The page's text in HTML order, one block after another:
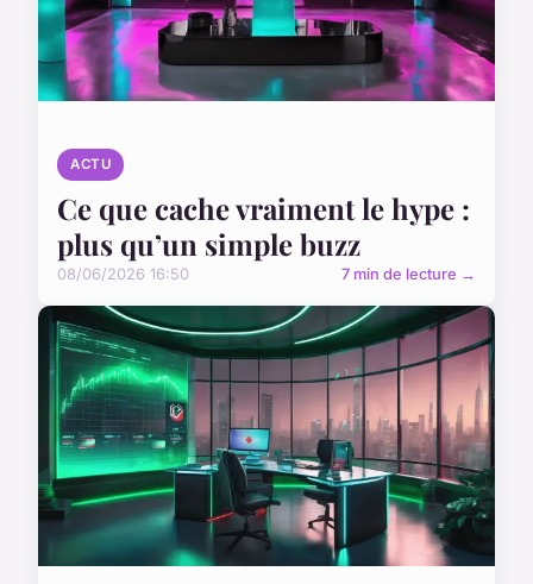
ACTU
Ce que cache vraiment le hype :
plus qu’un simple buzz
08/06/2026 16:50 7 min de lecture →